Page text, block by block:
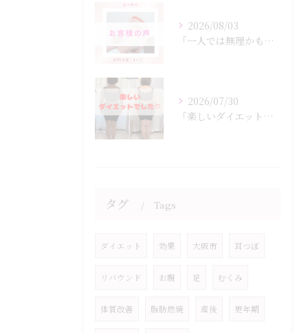
2026/08/03
「一人では無理かも…」
2026/07/30
「楽しいダイエットでした♡」
タグ Tags
ダイエット 効果 大阪市 耳つぼ
リバウンド お腹 足 むくみ
体質改善 脂肪燃焼 産後 更年期